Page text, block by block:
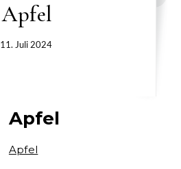
Apfel
11. Juli 2024
Apfel
Apfel